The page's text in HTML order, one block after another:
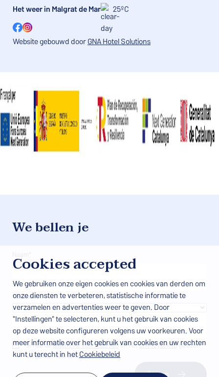
Het weer in Malgrat de Mar
25ºC
Facebook
Instagram
Website gebouwd doorGNA Hotel Solutions
We bellen je
Telefoon
Ik heb dealgemene voorwaardenen hetprivacybeleidgelezen
en ga hiermee akkoord.
Sturen
Cookies accepted
We gebruiken onze eigen cookies en cookies van derden om
onze diensten te verbeteren, statistische informatie te
verzamelen en advertenties weer te geven. Door
"Instellingen" te selecteren, kunt u het gebruik van cookies
op deze website configureren volgens uw voorkeuren. Voor
meer informatie over het gebruik van cookies en uw rechten
kunt u terecht in hetCookiebeleid